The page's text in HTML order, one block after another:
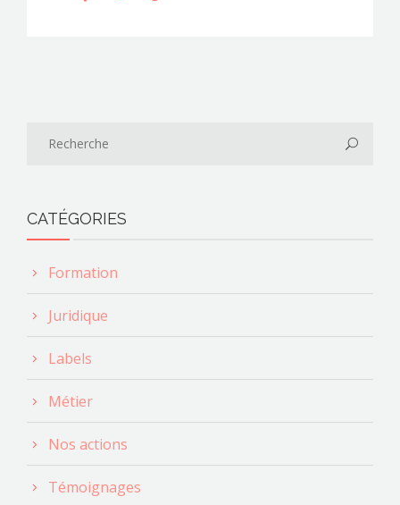
CATÉGORIES
Formation
Juridique
Labels
Métier
Nos actions
Témoignages